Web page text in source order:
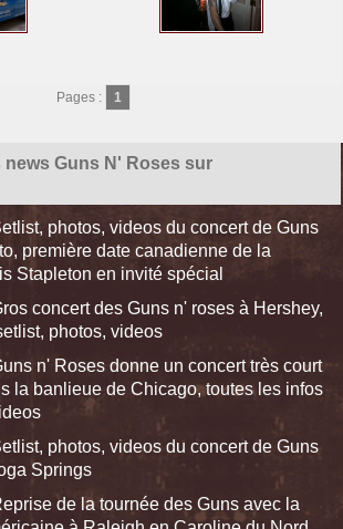
Pages : 1
news Guns N' Roses sur
photos, videos du concert de Guns
première date canadienne de la
Stapleton en invité spécial
concert des Guns n' roses à Hershey,
photos, videos
n' Roses donne un concert très court
la banlieue de Chicago, toutes les infos
photos, videos du concert de Guns
Springs
de la tournée des Guns avec la